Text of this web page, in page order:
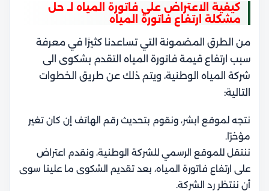
كيفية الاعتراض على فاتورة المياه لـ حل
مشكلة ارتفاع فاتورة المياه
من الطرق المضمونة التي تساعدنا كثيرًا في معرفة
سبب ارتفاع قيمة فاتورة المياه التقدم بشكوى الى
شركة المياه الوطنية، ويتم ذلك عن طريق الخطوات
التالية:
نتجه لموقع ابشر، ونقوم بتحديث رقم الهاتف إن كان تغير
مؤخرًا.
ننتقل للموقع الرسمي للشركة الوطنية، ونقدم اعتراض
على ارتفاع فاتورة المياه، بعد تقديم الشكوى ما علينا سوى
أن ننتظر رد الشركة.